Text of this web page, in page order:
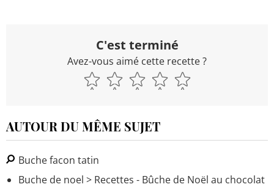
C'est terminé
Avez-vous aimé cette recette ?
AUTOUR DU MÊME SUJET
Buche facon tatin
Buche de noel > Recettes - Bûche de Noël au chocolat